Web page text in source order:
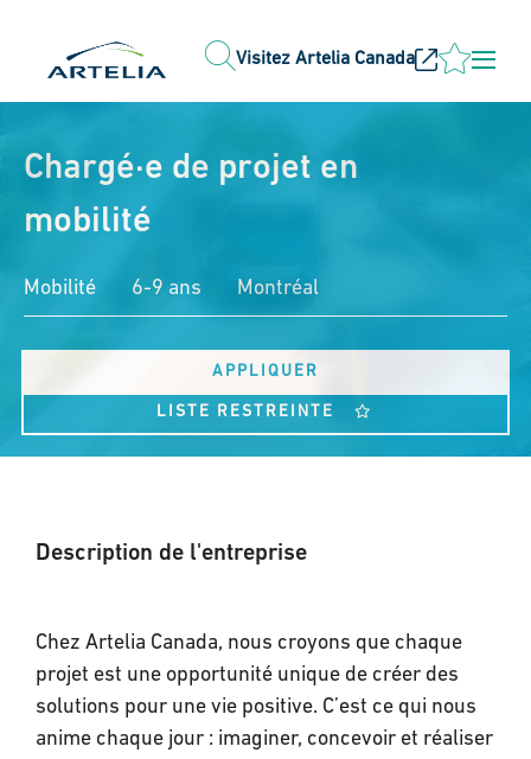
Visitez Artelia Canada
Chargé·e de projet en
mobilité
Mobilité 6-9 ans Montréal
APPLIQUER
LISTE RESTREINTE
Description de l'entreprise
Chez Artelia Canada, nous croyons que chaque
projet est une opportunité unique de créer des
solutions pour une vie positive. C’est ce qui nous
anime chaque jour : imaginer, concevoir et réaliser